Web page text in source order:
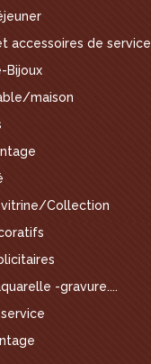
accessoires de service
Bijoux
maison
Collection
-gravure....